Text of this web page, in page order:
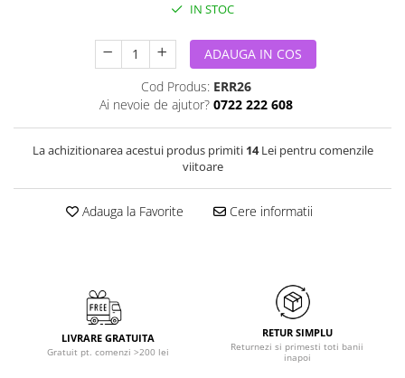
IN STOC
ADAUGA IN COS
Cod Produs: ERR26
Ai nevoie de ajutor? 0722 222 608
La achizitionarea acestui produs primiti 14Lei pentru comenzile
viitoare
Adauga la Favorite Cere informatii
LIVRARE GRATUITA
Gratuit pt. comenzi >200 lei
RETUR SIMPLU
Returnezi si primesti toti banii
inapoi